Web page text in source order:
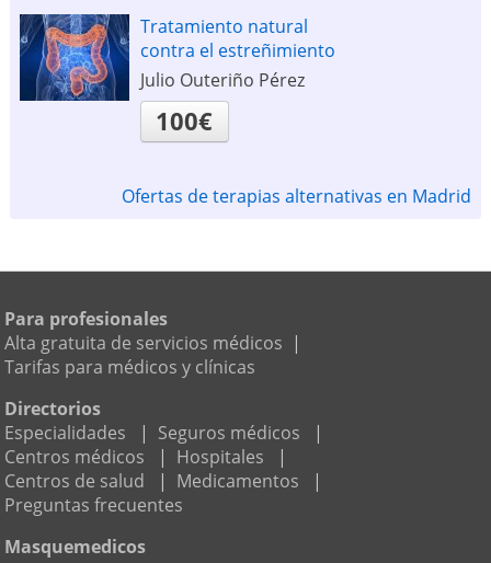
Tratamiento natural
contra el estreñimiento
Julio Outeriño Pérez
100€
Ofertas de terapias alternativas en Madrid
Para profesionales
Alta gratuita de servicios médicos |
Tarifas para médicos y clínicas
Directorios
Especialidades
| Seguros médicos
|
Centros médicos
| Hospitales
|
Centros de salud
| Medicamentos
|
Preguntas frecuentes
Masquemedicos